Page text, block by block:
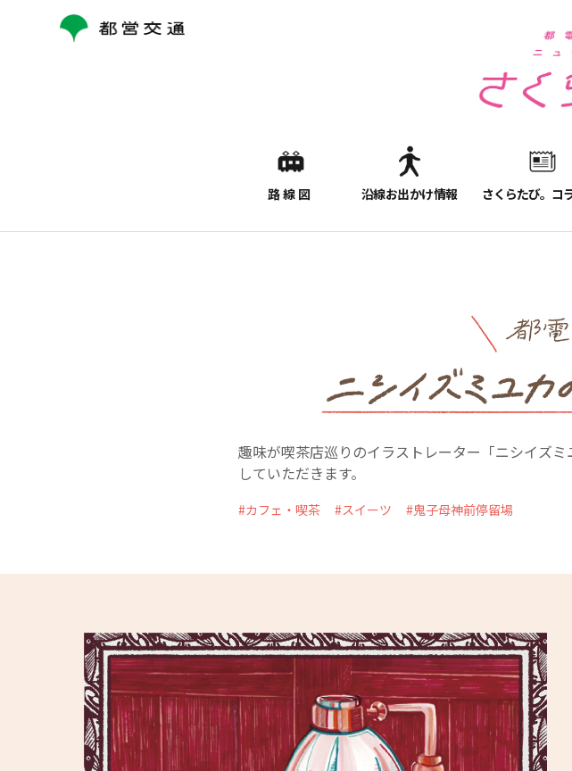
路線図 沿線お出かけ情報 さくらたび。コ
趣味が喫茶店巡りのイラストレーター「ニシイズ
していただきます。
カフェ・喫茶 スイーツ 鬼子母神前停留場